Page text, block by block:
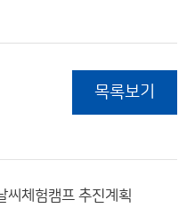
목록보기
체험캠프 추진계획